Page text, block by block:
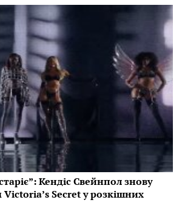
Кендіс Свейнпол знову
Victoria’s Secret у розкішних